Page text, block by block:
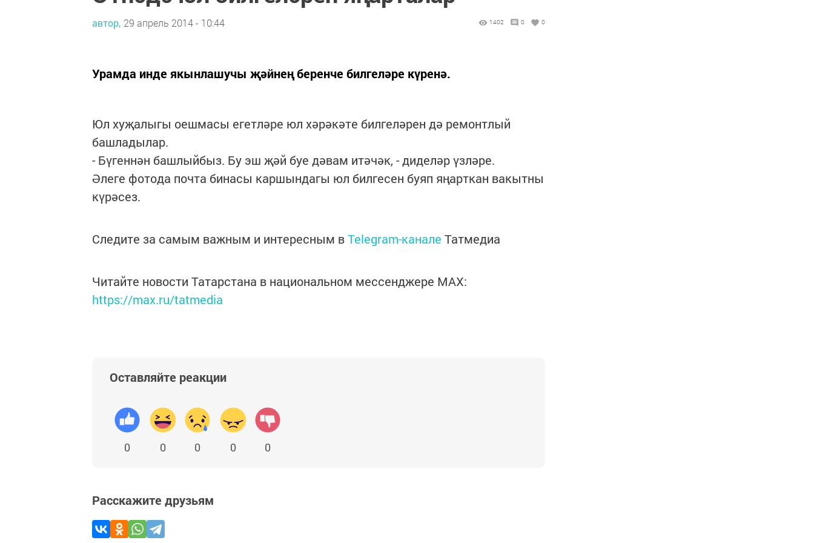
автор, 29 апрель 2014 - 10:44 1402 0 0
Урамда инде якынлашучы җәйнең беренче билгеләре күренә.
Юл хуҗалыгы оешмасы егетләре юл хәрәкәте билгеләрен дә ремонтлый
башладылар.
- Бүгеннән башлыйбыз. Бу эш җәй буе дәвам итәчәк, - диделәр үзләре.
Әлеге фотода почта бинасы каршындагы юл билгесен буяп яңарткан вакытны
күрәсез.
Следите за самым важным и интересным вTelegram-канале Татмедиа
Читайте новости Татарстана в национальном мессенджере MАХ:
https://max.ru/tatmedia
Оставляйте реакции
0 0 0 0 0
Расскажите друзьям